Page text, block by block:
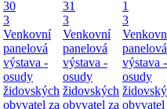
30
3
Venkovní
panelová
výstava -
osudy
židovských
obyvatel za
31
3
Venkovní
panelová
výstava -
osudy
židovských
obyvatel za
1
3
panelová
výstava -
osudy
obyvatel